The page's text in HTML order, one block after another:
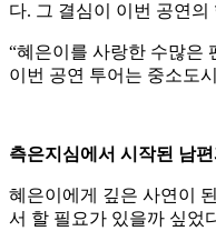
다. 그 결심이 이번 공연의
“혜은이를 사랑한 수많은
이번 공연 투어는 중소도
측은지심에서 시작된 남편
혜은이에게 깊은 사연이
서 할 필요가 있을까 싶었